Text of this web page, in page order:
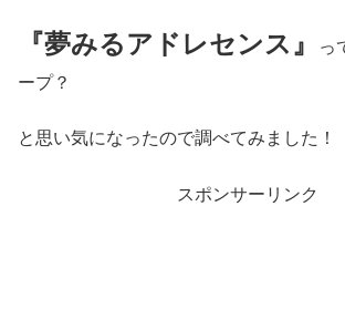
『夢みるアドレセンス』
っ
ープ？
と思い気になったので調べてみました！
スポンサーリンク